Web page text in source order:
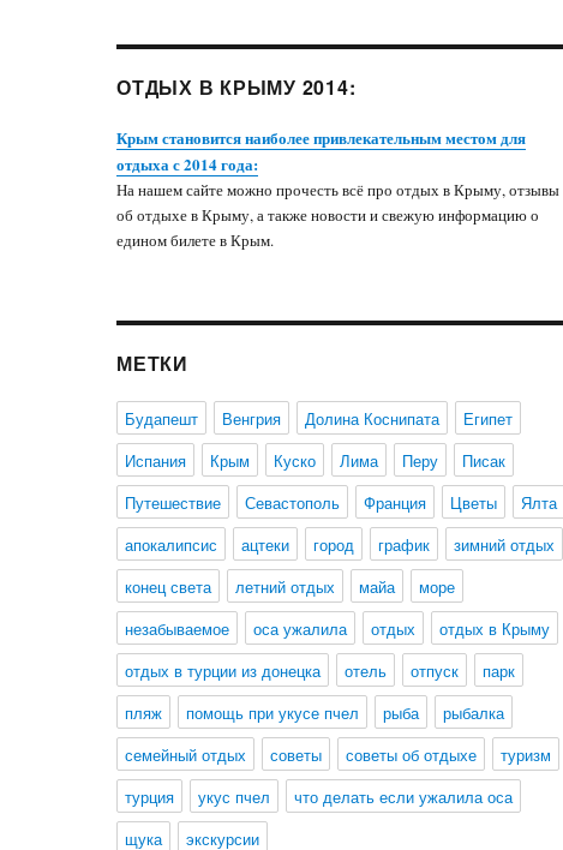
ОТДЫХ В КРЫМУ 2014:
Крым становится наиболее привлекательным местом для
отдыха с 2014 года:
На нашем сайте можно прочесть всё про отдых в Крыму, отзывы
об отдыхе в Крыму, а также новости и свежую информацию о
едином билете в Крым.
МЕТКИ
Будапешт Венгрия Долина Коснипата
Египет
Испания
Крым Куско Лима Перу
Писак
Путешествие
Севастополь Франция Цветы
Ялта
апокалипсис
ацтеки город график
зимний отдых
конец света
летний отдых майа
море
незабываемое
оса ужалила отдых
отдых в Крыму
отдых в турции из донецка
отель отпуск
парк
пляж
помощь при укусе пчел рыба
рыбалка
семейный отдых
советы советы об отдыхе
туризм
турция
укус пчел
что делать если ужалила оса
щука
экскурсии